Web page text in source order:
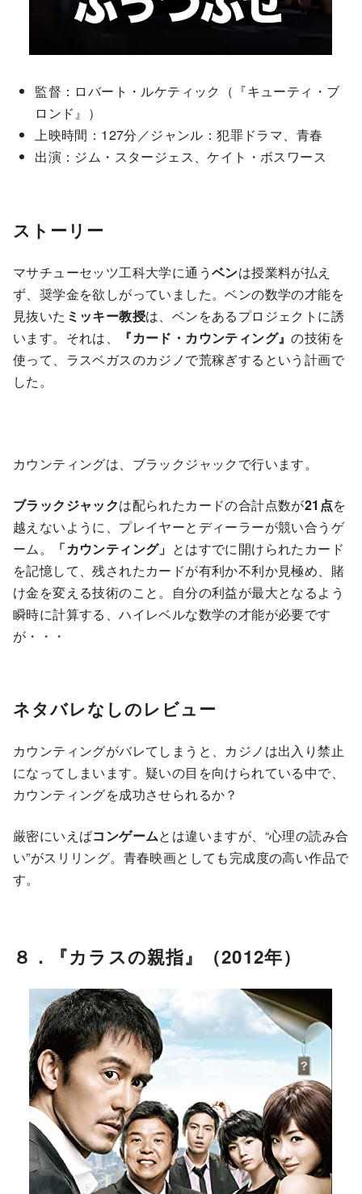
監督：ロバート・ルケティック（『キューティ・ブ
ロンド』）
上映時間：127分／ジャンル：犯罪ドラマ、青春
出演：ジム・スタージェス、ケイト・ボスワース
ストーリー
マサチューセッツ工科大学に通うベンは授業料が払え
ず、奨学金を欲しがっていました。ベンの数学の才能を
見抜いた ミッキー教授は、ベンをあるプロジェクトに誘
います。それは、
『カード・カウンティング』の技術を
使って、ラスベガスのカジノで荒稼ぎするという計画で
した。
カウンティングは、ブラックジャックで行います。
ブラックジャックは配られたカードの合計点数が21点を
越えないように、プレイヤーとディーラーが競い合うゲ
ーム。
「カウンティング」 とはすでに開けられたカード
を記憶して、残されたカードが有利か不利か見極め、賭
け金を変える技術のこと。自分の利益が最大となるよう
瞬時に計算する、ハイレベルな数学の才能が必要です
が・・・
ネタバレなしのレビュー
カウンティングがバレてしまうと、カジノは出入り禁止
になってしまいます。疑いの目を向けられている中で、
カウンティングを成功させられるか？
厳密にいえばコンゲームとは違いますが、“心理の読み合
い”がスリリング。青春映画としても完成度の高い作品で
す。
８．『カラスの親指』（2012年）